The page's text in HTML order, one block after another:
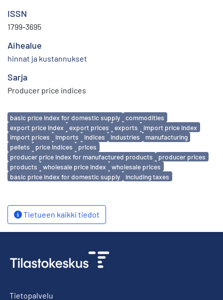
ISSN
1799-3695
Aihealue
hinnat ja kustannukset
Sarja
Producer price indices
Avainsanat
basic price index for domestic supply
commodities
export price index
export prices exports
import price index
import prices
imports indices industries
manufacturing
pellets
price indices
prices
producer price index for manufactured products
producer prices
products
wholesale price index
wholesale prices
basic price index for domestic supply
including taxes
Tietueen kaikki tiedot
Tietopalvelu